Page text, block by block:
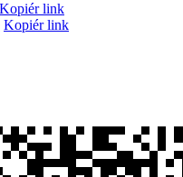
Kopiér link
Kopiér link